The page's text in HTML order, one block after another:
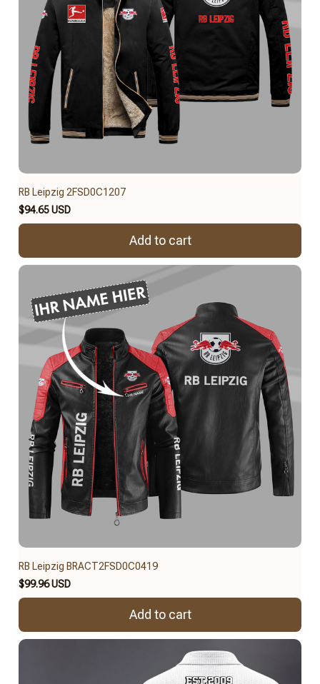
RB Leipzig 2FSD0C1207
$94.65 USD
Add to cart
RB Leipzig BRACT2FSD0C0419
$99.96 USD
Add to cart